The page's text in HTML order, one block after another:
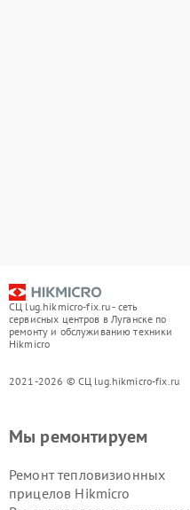
СЦ lug.hikmicro-fix.ru - сеть
сервисных центров в Луганске по
ремонту и обслуживанию техники
Hikmicro
2021-2026 © СЦ lug.hikmicro-fix.ru
Мы ремонтируем
Ремонт тепловизионных
прицелов Hikmicro